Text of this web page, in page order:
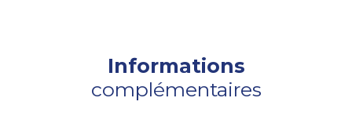
Informations
complémentaires